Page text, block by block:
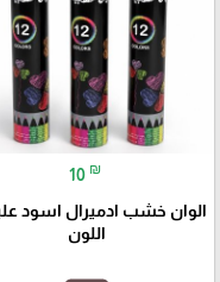
10 ₪
اللون